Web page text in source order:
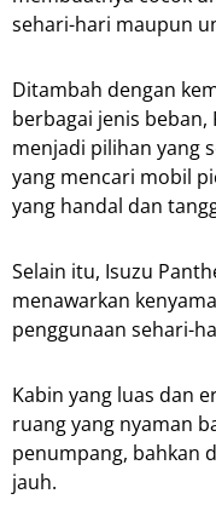
sehari-hari maupun
Ditambah dengan
berbagai jenis beban,
menjadi pilihan yang
yang mencari mobil
yang handal dan
Selain itu, Isuzu
menawarkan
penggunaan sehari-
Kabin yang luas dan
ruang yang nyaman
penumpang, bahkan
jauh.